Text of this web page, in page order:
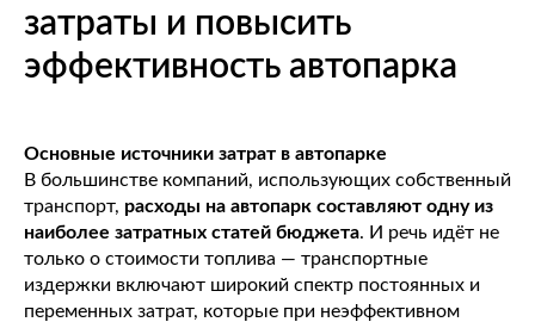
затраты и повысить
эффективность автопарка
Основные источники затрат в автопарке
В большинстве компаний, использующих собственный
транспорт, расходы на автопарк составляют одну из
наиболее затратных статей бюджета. И речь идёт не
только о стоимости топлива — транспортные
издержки включают широкий спектр постоянных и
переменных затрат, которые при неэффективном